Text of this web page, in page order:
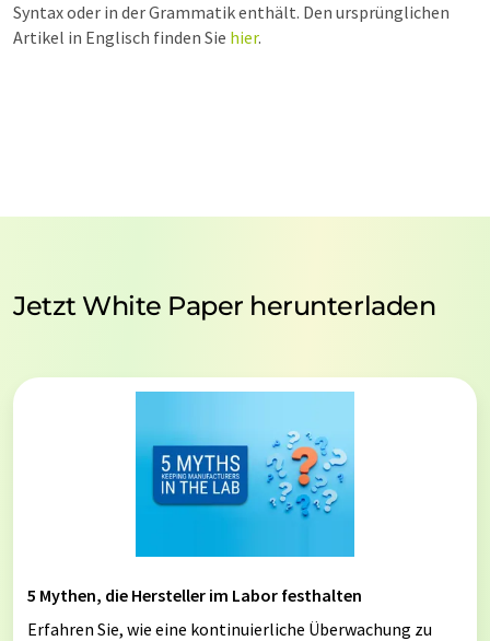
Syntax oder in der Grammatik enthält. Den ursprünglichen
Artikel in Englisch finden Sie hier.
Jetzt White Paper herunterladen
5 Mythen, die Hersteller im Labor festhalten
Erfahren Sie, wie eine kontinuierliche Überwachung zu